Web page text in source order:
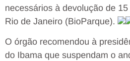
necessários à devolução de
Rio de Janeiro (BioParque).
O órgão recomendou à
do Ibama que suspendam o